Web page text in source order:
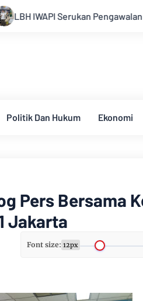
Kasus Ko Ilma, Laporkan
Politik Dan Hukum Ekonomi
Pers Bersama
Jakarta
Font size: 12px